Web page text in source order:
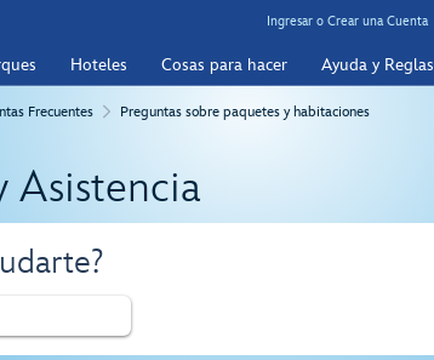
Ingresar o Crear una Cuenta
Hoteles Cosas para hacer Ayuda y Reglas
Frecuentes Preguntas sobre paquetes y habitaciones
Asistencia